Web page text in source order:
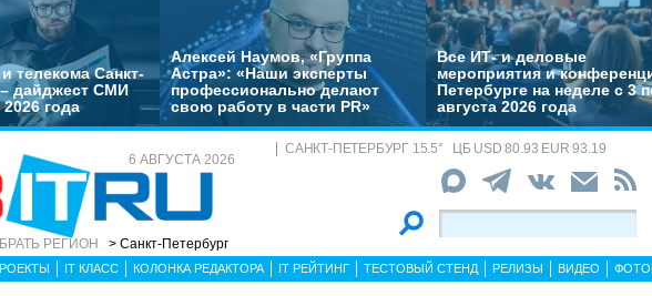
телекома Санкт-
дайджест СМИ
2026 года
Алексей Наумов, «Группа
Астра»: «Наши эксперты
профессионально делают
свою работу в части PR»
Все ИТ- и деловые
мероприятия и
Петербурге на неделе с 3
августа 2026 года
6 АВГУСТА 2026
РЕГИОН > Санкт-Петербург
САНКТ-ПЕТЕРБУРГ 15.5° ЦБ USD 80.93 EUR 93.19
IT КЛАСС КОЛОНКА РЕДАКТОРА IT РЕЙТИНГ ТЕСТОВЫЙ СТЕНД РЕЛИЗЫ ВИДЕО